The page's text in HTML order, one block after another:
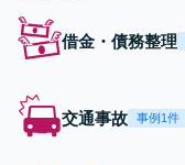
借金・債務整理
交通事故 事例1件